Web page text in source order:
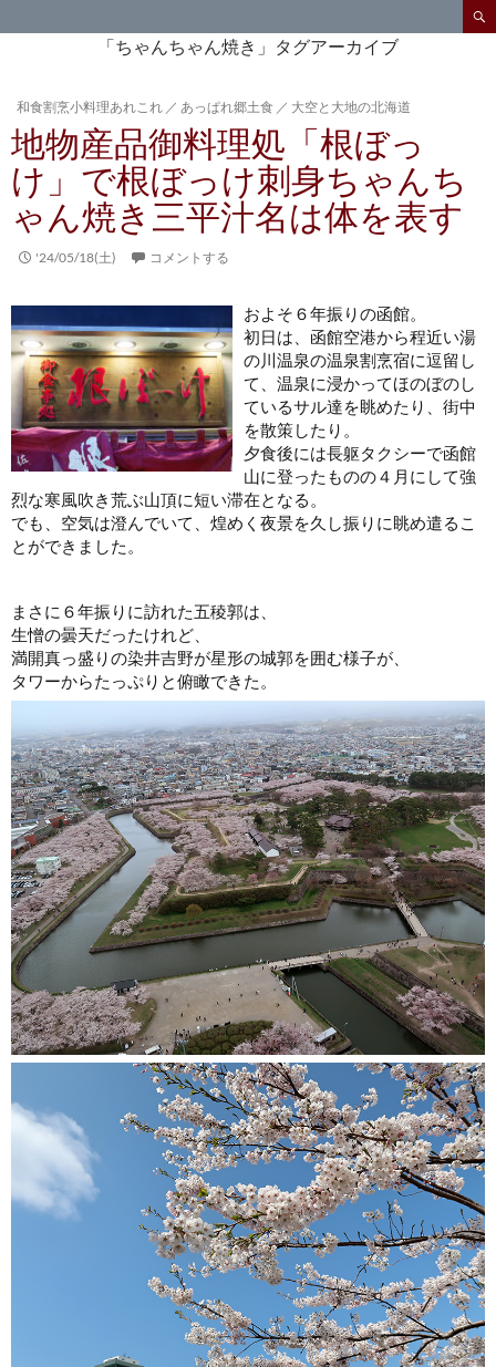
索
ン
ツ
へ
ス
ッ
プ
「ちゃんちゃん焼き」タグアーカイブ
和食割烹小料理あれこれ ／ あっぱれ郷土食 ／ 大空と大地の北海道
地物産品御料理処「根ぼっ
け」で根ぼっけ刺身ちゃんち
ゃん焼き三平汁名は体を表す
'24/05/18(土) コメントする
およそ６年振りの函館。
初日は、函館空港から程近い湯
の川温泉の温泉割烹宿に逗留し
て、温泉に浸かってほのぼのし
ているサル達を眺めたり、街中
を散策したり。
夕食後には長躯タクシーで函館
山に登ったものの４月にして強
烈な寒風吹き荒ぶ山頂に短い滞在となる。
でも、空気は澄んでいて、煌めく夜景を久し振りに眺め遣るこ
とができました。
まさに６年振りに訪れた五稜郭は、
生憎の曇天だったけれど、
満開真っ盛りの染井吉野が星形の城郭を囲む様子が、
タワーからたっぷりと俯瞰できた。